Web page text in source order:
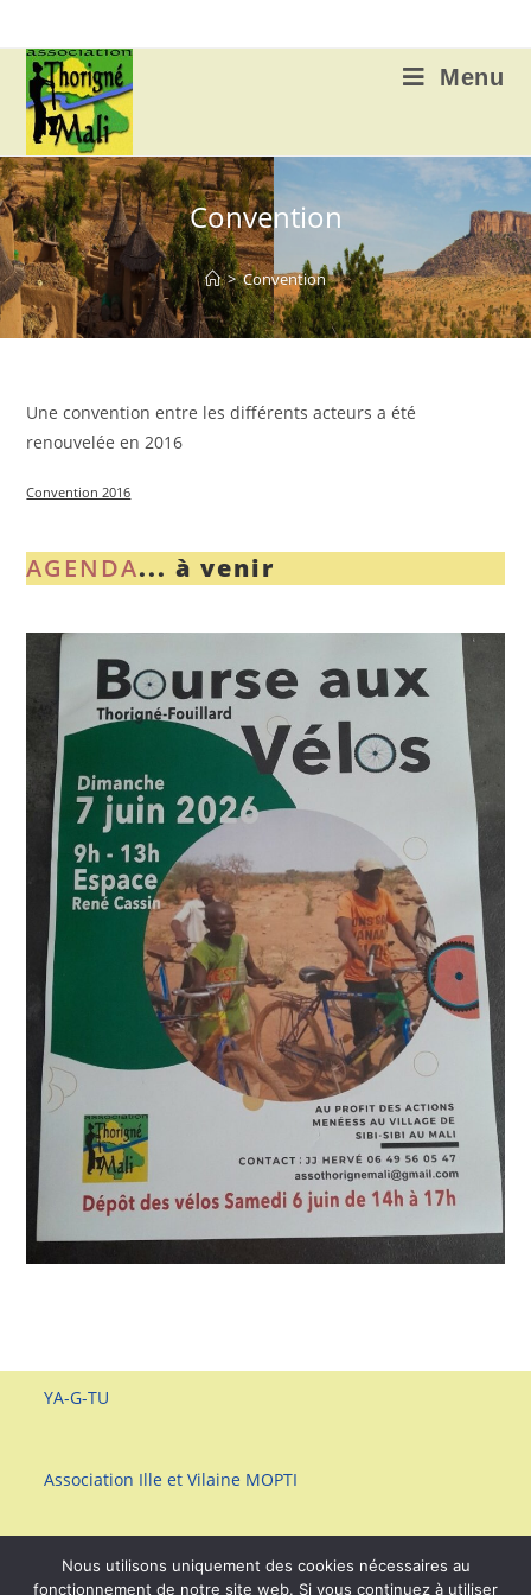
to
content
Menu
Convention
> Convention
Une convention entre les différents acteurs a été
renouvelée en 2016
Convention 2016
AGENDA... à venir
YA-G-TU
Association Ille et Vilaine MOPTI
Nous utilisons uniquement des cookies nécessaires au
fonctionnement de notre site web. Si vous continuez à utiliser